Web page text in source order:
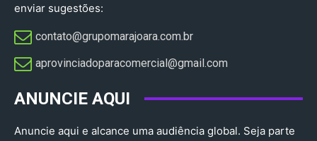
enviar sugestões:
contato@grupomarajoara.com.br
aprovinciadoparacomercial@gmail.com​
ANUNCIE AQUI
Anuncie aqui e alcance uma audiência global. Seja parte